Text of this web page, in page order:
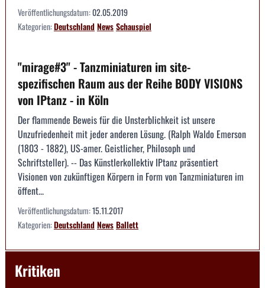
Veröffentlichungsdatum:02.05.2019
Kategorien:DeutschlandNewsSchauspiel
"mirage#3" - Tanzminiaturen im site-
spezifischen Raum aus der Reihe BODY VISIONS
von IPtanz - in Köln
Der flammende Beweis für die Unsterblichkeit ist unsere
Unzufriedenheit mit jeder anderen Lösung. (Ralph Waldo Emerson
(1803 - 1882), US-amer. Geistlicher, Philosoph und
Schriftsteller). -- Das Künstlerkollektiv IPtanz präsentiert
Visionen von zukünftigen Körpern in Form von Tanzminiaturen im
öffent...
Veröffentlichungsdatum:15.11.2017
Kategorien:DeutschlandNewsBallett
Kritiken